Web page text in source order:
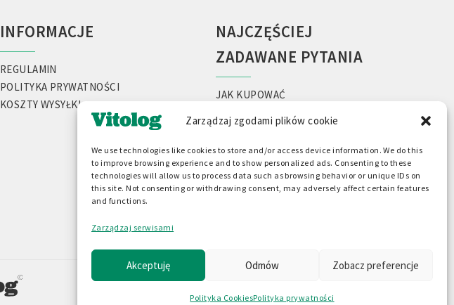
Zarządzaj zgodami plików cookie
We use technologies like cookies to store and/or access device information. We do this
to improve browsing experience and to show personalized ads. Consenting to these
technologies will allow us to process data such as browsing behavior or unique IDs on
this site. Not consenting or withdrawing consent, may adversely affect certain features
and functions.
Zarządzaj serwisami
Akceptuję Odmów Zobacz preferencje
Polityka CookiesPolityka prywatności
INFORMACJE
REGULAMIN
POLITYKA PRYWATNOŚCI
KOSZTY WYSYŁKI
NAJCZĘŚCIEJ
ZADAWANE PYTANIA
JAK KUPOWAĆ
FORMULARZ KONTAKTOWY
PROBLEM Z ZAMÓWIENIEM
REKLAMACJE
ŚLEDZENIE PRZESYŁEK
USZKODZONA WYSYŁKA